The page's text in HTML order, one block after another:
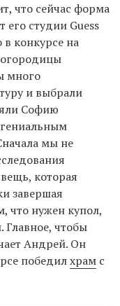
что сейчас форма
студии Guess
конкурсе на
много
и выбрали
Софию
мы не
которая
завершая
что нужен купол,
чтобы
Андрей. Он
победилхрам с